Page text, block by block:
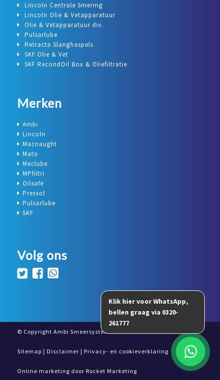
Lincoln Centrale Smering
Lincoln Olie & Vetapparatuur
Olie & Vetapparatuur div.
Pulsarlube
Retracta Slanghaspels
SKF Olie & Vet
SKF RecondOil Box & Oliefiltratie
Merken
Ambi
Lincoln
Macnaught
Mato
Meclube
MPfiltri
Oilsafe
Pressol
Pulsarlube
SKF
Volg ons
© Copyright Ambi Smeersystemen 2026
Sitemap | Disclaimer | Privacy- en cookieverklaring
Online marketing door Rocket Marketing